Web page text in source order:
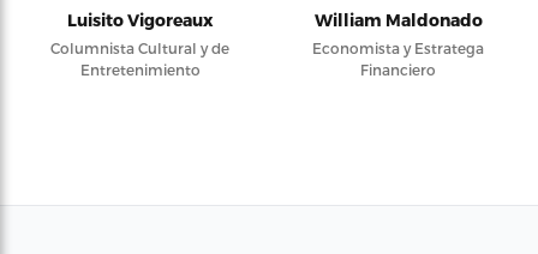
Luisito Vigoreaux
Columnista Cultural y de
Entretenimiento
William Maldonado
Economista y Estratega
Financiero